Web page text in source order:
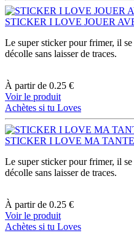
STICKER I LOVE JOUER
Le super sticker pour frimer, il
décolle sans laisser de traces.
À partir de 0.25 €
Voir le produit
Achètes si tu Loves
STICKER I LOVE MA TANTE
Le super sticker pour frimer, il
décolle sans laisser de traces.
À partir de 0.25 €
Voir le produit
Achètes si tu Loves